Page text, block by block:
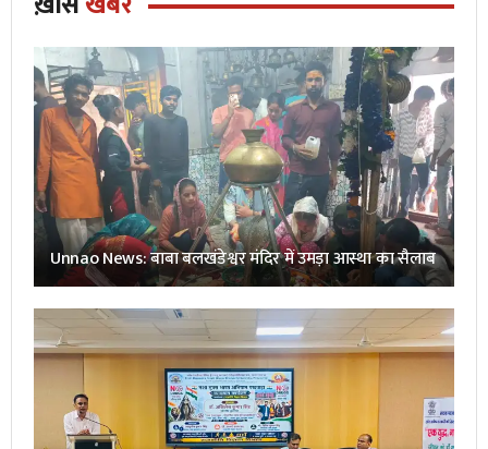
Unnao News: बाबा बलखंडेश्वर मंदिर में उमड़ा आस्था का सैलाब